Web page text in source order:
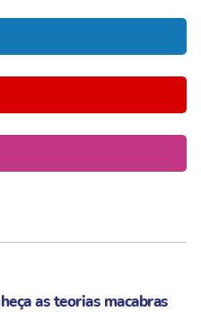
as teorias macabras